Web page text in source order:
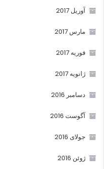
آوریل 2017
مارس 2017
فوریه 2017
ژانویه 2017
دسامبر 2016
آگوست 2016
جولای 2016
ژوئن 2016